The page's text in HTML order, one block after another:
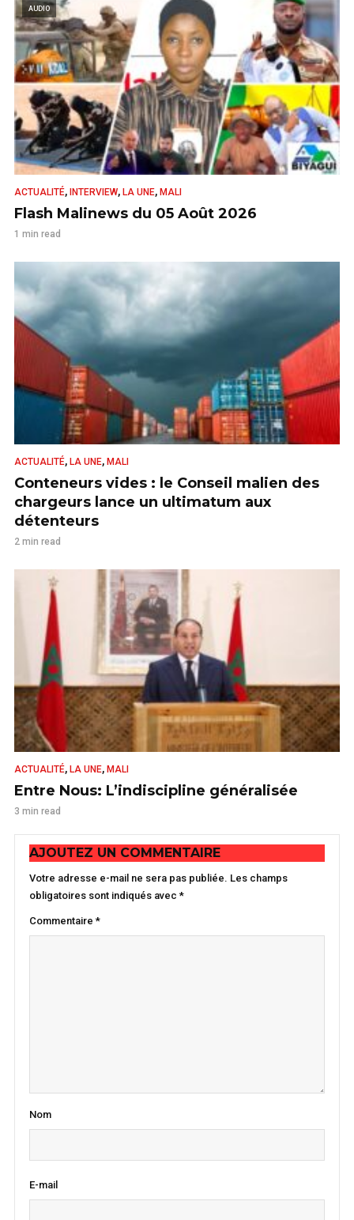
AUDIO
ACTUALITÉ, INTERVIEW, LA UNE, MALI
Flash Malinews du 05 Août 2026
1 min read
ACTUALITÉ, LA UNE, MALI
Conteneurs vides : le Conseil malien des
chargeurs lance un ultimatum aux
détenteurs
2 min read
ACTUALITÉ, LA UNE, MALI
Entre Nous: L’indiscipline généralisée
3 min read
AJOUTEZ UN COMMENTAIRE
Votre adresse e-mail ne sera pas publiée. Les champs
obligatoires sont indiqués avec *
Commentaire *
Nom
E-mail